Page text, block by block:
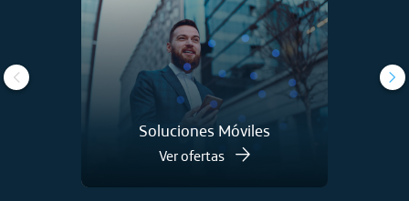
Soluciones Móviles
Ver ofertas